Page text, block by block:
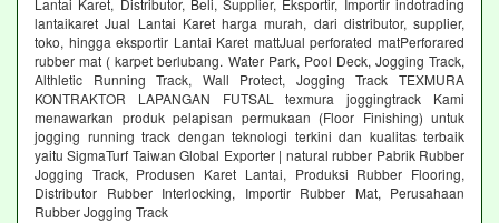
Lantai Karet, Distributor, Beli, Supplier, Eksportir, Importir indotrading
lantaikaret Jual Lantai Karet harga murah, dari distributor, supplier,
toko, hingga eksportir Lantai Karet mattJual perforated matPerforared
rubber mat ( karpet berlubang. Water Park, Pool Deck, Jogging Track,
Althletic Running Track, Wall Protect, Jogging Track TEXMURA
KONTRAKTOR LAPANGAN FUTSAL texmura joggingtrack Kami
menawarkan produk pelapisan permukaan (Floor Finishing) untuk
jogging running track dengan teknologi terkini dan kualitas terbaik
yaitu SigmaTurf Taiwan Global Exporter | natural rubber Pabrik Rubber
Jogging Track, Produsen Karet Lantai, Produksi Rubber Flooring,
Distributor Rubber Interlocking, Importir Rubber Mat, Perusahaan
Rubber Jogging Track